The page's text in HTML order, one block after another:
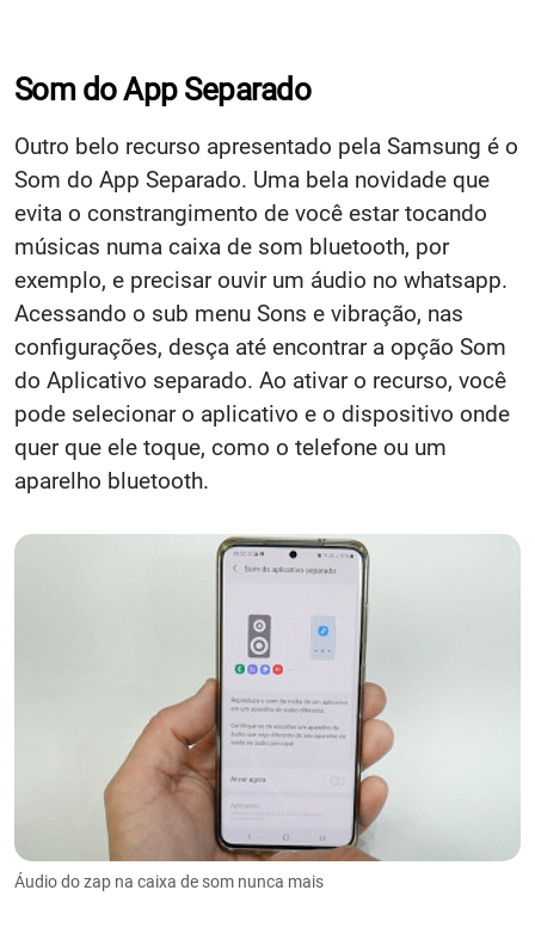
Som do App Separado
Outro belo recurso apresentado pela Samsung é o
Som do App Separado. Uma bela novidade que
evita o constrangimento de você estar tocando
músicas numa caixa de som bluetooth, por
exemplo, e precisar ouvir um áudio no whatsapp.
Acessando o sub menu Sons e vibração, nas
configurações, desça até encontrar a opção Som
do Aplicativo separado. Ao ativar o recurso, você
pode selecionar o aplicativo e o dispositivo onde
quer que ele toque, como o telefone ou um
aparelho bluetooth.
Áudio do zap na caixa de som nunca mais